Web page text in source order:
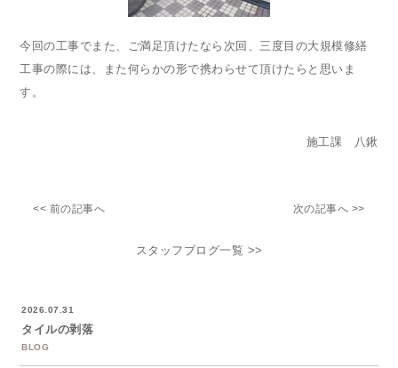
今回の工事でまた、ご満足頂けたなら次回、三度目の大規模修繕
工事の際には、また何らかの形で携わらせて頂けたらと思いま
す。
施工課 八鍬
<< 前の記事へ 次の記事へ >>
スタッフブログ一覧 >>
2026.07.31
タイルの剥落
BLOG